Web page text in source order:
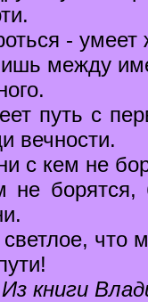
-
между
путь с
вечности.
с кем не
не борятся,
что
Из книги